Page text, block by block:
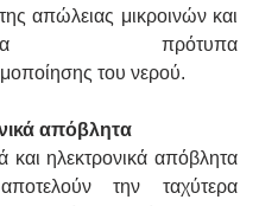
απώλειας μικροινών και
πρότυπα
του νερού.
απόβλητα
και ηλεκτρονικά απόβλητα
την ταχύτερα